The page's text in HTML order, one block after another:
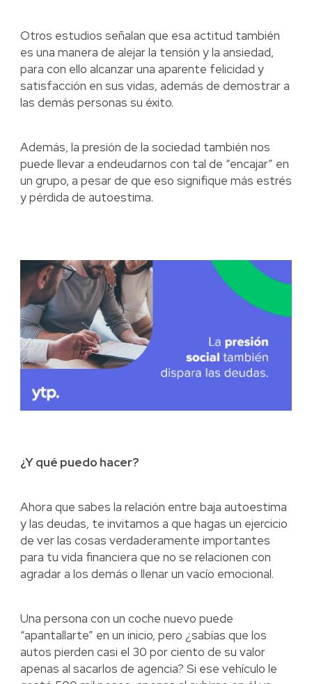
Otros estudios señalan que esa actitud también
es una manera de alejar la tensión y la ansiedad,
para con ello alcanzar una aparente felicidad y
satisfacción en sus vidas, además de demostrar a
las demás personas su éxito.
Además, la presión de la sociedad también nos
puede llevar a endeudarnos con tal de “encajar” en
un grupo, a pesar de que eso signifique más estrés
y pérdida de autoestima.
¿Y qué puedo hacer?
Ahora que sabes la relación entre baja autoestima
y las deudas, te invitamos a que hagas un ejercicio
de ver las cosas verdaderamente importantes
para tu vida financiera que no se relacionen con
agradar a los demás o llenar un vacío emocional.
Una persona con un coche nuevo puede
“apantallarte” en un inicio, pero ¿sabías que los
autos pierden casi el 30 por ciento de su valor
apenas al sacarlos de agencia? Si ese vehículo le